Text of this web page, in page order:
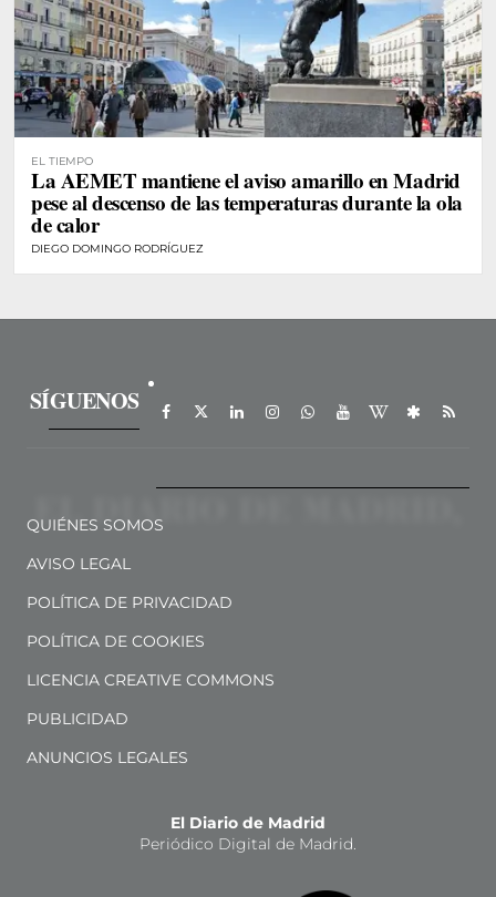
EL TIEMPO
La AEMET mantiene el aviso amarillo en Madrid
pese al descenso de las temperaturas durante la ola
de calor
DIEGO DOMINGO RODRÍGUEZ
SÍGUENOS
QUIÉNES SOMOS
AVISO LEGAL
POLÍTICA DE PRIVACIDAD
POLÍTICA DE COOKIES
LICENCIA CREATIVE COMMONS
PUBLICIDAD
ANUNCIOS LEGALES
El Diario de Madrid
Periódico Digital de Madrid.